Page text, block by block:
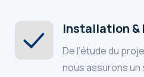
Installation &
De l'étude du
nous assurons un